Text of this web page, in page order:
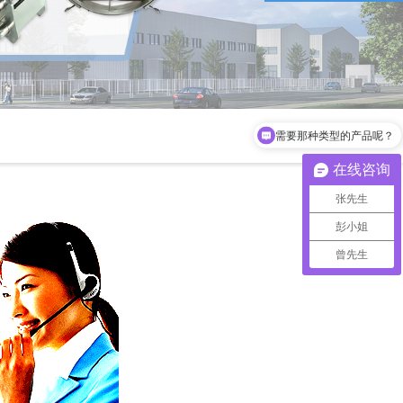
在线咨询
张先生
彭小姐
曾先生
需要那种类型的产品呢？